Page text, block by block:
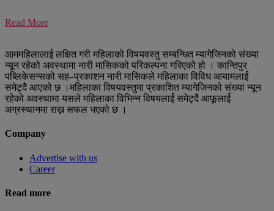
Read More
आममहिलालाई लक्षित गरी महिलाको विषयवस्तु सम्बन्धित म्यागेजिनको संख्या
न्यून रहेको अवस्थामा नारी मासिकको परिकल्पना गरिएको हो । कान्तिपुर
पब्लिकेसन्सको सह–प्रकाशन नारी मासिकले महिलाका विविध आयामलार्ई
समेट्दै आएको छ ।महिलाका विषयवस्तुमा प्रकाशित म्यागेजिनको संख्या न्यून
रहेको अवस्थामा यसले महिलाका विभिन्न विषयलार्ई समेट्दै आफूलार्ई
अग्रस्थानमा राख्न सफल भएको छ ।
Company
Advertise with us
Career
Read more